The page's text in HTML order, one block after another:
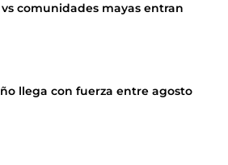
comunidades mayas entran
llega con fuerza entre agosto